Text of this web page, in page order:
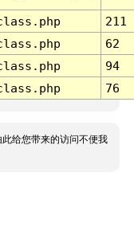
211
62
94
76
给您带来的访问不便我